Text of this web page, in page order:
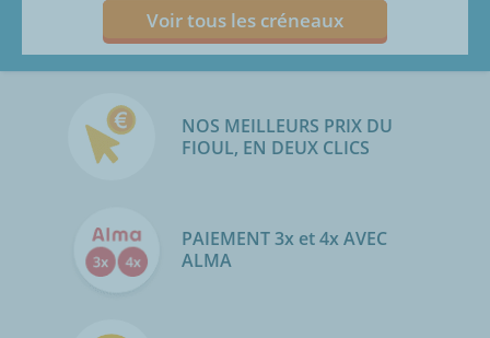
Voir tous les créneaux
NOS MEILLEURS PRIX DU
FIOUL, EN DEUX CLICS
PAIEMENT 3x et 4x AVEC
ALMA